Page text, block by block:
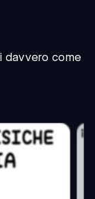
davvero come